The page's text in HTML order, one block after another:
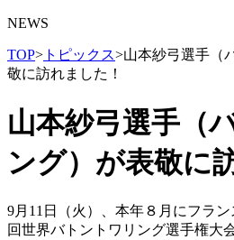
NEWS
TOP> トピックス>山本紗弓選手（
敬に訪れました！
山本紗弓選手（
ング）が表敬に
9月11日（火）、本年８月にフラン
回世界バトントワリング選手権大